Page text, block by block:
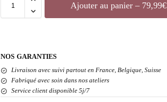
Ajouter au panier – 79,99€
NOS GARANTIES
Livraison avec suivi partout en France, Belgique, Suisse
Fabriqué avec soin dans nos ateliers
Service client disponible 5j/7